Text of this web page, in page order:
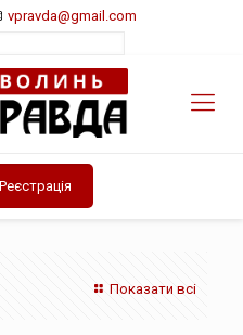
vpravda@gmail.com
Показати всі